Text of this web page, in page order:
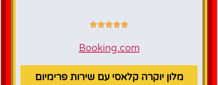
Booking.com
מלון יוקרה קלאסי עם שירות פרימיום